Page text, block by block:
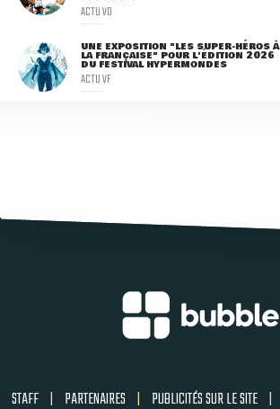
ACTU VO
UNE EXPOSITION "LES SUPER-HÉROS À
LA FRANÇAISE" POUR L'ÉDITION 2026
DU FESTIVAL HYPERMONDES
ACTU VF
STAFF | PARTENAIRES | PUBLICITÉS SUR LE SITE |